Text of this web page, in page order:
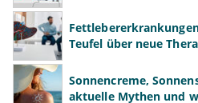
Teufel über neue
Sonnencreme,
aktuelle Mythen und